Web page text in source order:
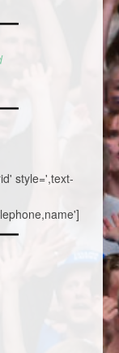
style=',text-